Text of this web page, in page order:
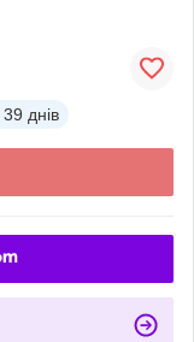
39 днів